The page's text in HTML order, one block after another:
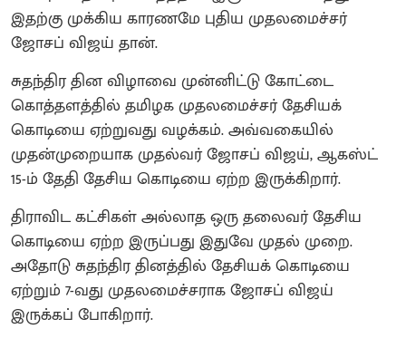
இதற்கு முக்கிய காரணமே புதிய முதலமைச்சர்
ஜோசப் விஜய் தான்.
சுதந்திர தின விழாவை முன்னிட்டு கோட்டை
கொத்தளத்தில் தமிழக முதலமைச்சர் தேசியக்
கொடியை ஏற்றுவது வழக்கம். அவ்வகையில்
முதன்முறையாக முதல்வர் ஜோசப் விஜய், ஆகஸ்ட்
15-ம் தேதி தேசிய கொடியை ஏற்ற இருக்கிறார்.
திராவிட கட்சிகள் அல்லாத ஒரு தலைவர் தேசிய
கொடியை ஏற்ற இருப்பது இதுவே முதல் முறை.
அதோடு சுதந்திர தினத்தில் தேசியக் கொடியை
ஏற்றும் 7-வது முதலமைச்சராக ஜோசப் விஜய்
இருக்கப் போகிறார்.